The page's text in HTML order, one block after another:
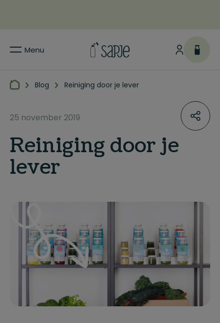
Menu
Blog Reiniging door je lever
25 november 2019
Reiniging door je
lever